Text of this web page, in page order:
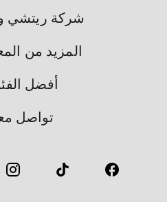
شركة ريتشي
المزيد من
أفضل
تواصل